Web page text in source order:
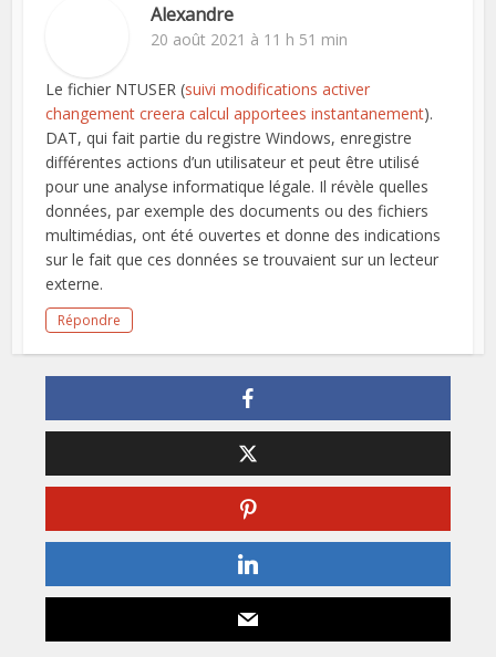
Alexandre
20 août 2021 à 11 h 51 min
Le fichier NTUSER (suivi modifications activer
changement creera calcul apportees instantanement).
DAT, qui fait partie du registre Windows, enregistre
différentes actions d’un utilisateur et peut être utilisé
pour une analyse informatique légale. Il révèle quelles
données, par exemple des documents ou des fichiers
multimédias, ont été ouvertes et donne des indications
sur le fait que ces données se trouvaient sur un lecteur
externe.
Répondre